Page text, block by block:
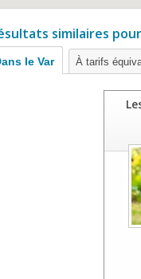
similaires
le Var À tarifs